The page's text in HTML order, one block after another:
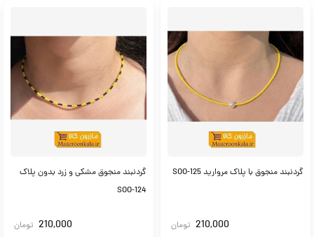
گردنبند منجوق با پلاک مروارید SOO-125
210,000 تومان
گردنبند منجوق مشکی و زرد بدون پلاک
SOO-124
210,000 تومان